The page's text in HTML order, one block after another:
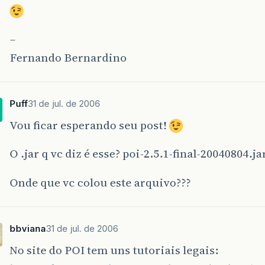
–
Fernando Bernardino
Puff31 de jul. de 2006
Vou ficar esperando seu post!
O .jar q vc diz é esse? poi-2.5.1-final-
Onde que vc colou este arquivo???
bbviana31 de jul. de 2006
No site do POI tem uns tutoriais legais: